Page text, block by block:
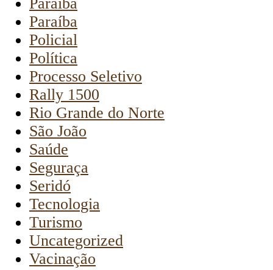
Paraiba
Paraíba
Policial
Política
Processo Seletivo
Rally 1500
Rio Grande do Norte
São João
Saúde
Seguraça
Seridó
Tecnologia
Turismo
Uncategorized
Vacinação